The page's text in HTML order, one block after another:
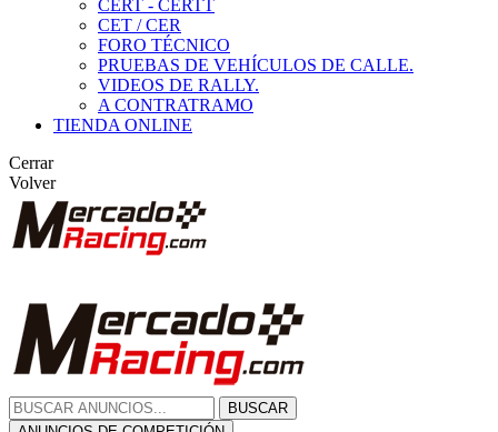
CERT - CERTT
CET / CER
FORO TÉCNICO
PRUEBAS DE VEHÍCULOS DE CALLE.
VIDEOS DE RALLY.
A CONTRATRAMO
TIENDA ONLINE
Cerrar
Volver
BUSCAR
ANUNCIOS DE COMPETICIÓN